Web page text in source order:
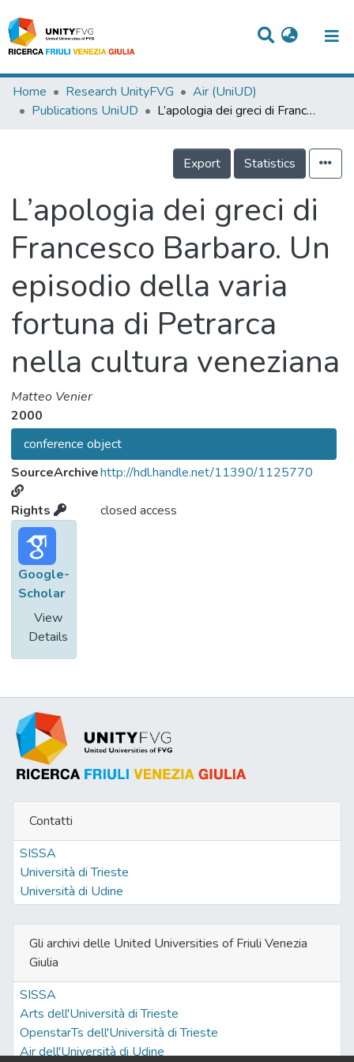
Titles
Events
Projects
People
Skills
Home Research UnityFVG
Air (UniUD)
Publications UniUD
L’apologia dei greci di Francesco Barbaro. Un episodio della varia fortuna di Petrarca nella cultura veneziana
Export Statistics
L’apologia dei greci di
Francesco Barbaro. Un
episodio della varia
fortuna di Petrarca
nella cultura veneziana
Matteo Venier
2000
conference object
SourceArchivehttp://hdl.handle.net/11390/1125770
Rights closed access
Google-
Scholar
View
Details
Contatti
SISSA
Università di Trieste
Università di Udine
Gli archivi delle United Universities of Friuli Venezia
Giulia
SISSA
Arts dell'Università di Trieste
OpenstarTs dell'Università di Trieste
Air dell'Università di Udine